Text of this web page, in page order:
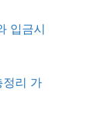
입금시
정리 가